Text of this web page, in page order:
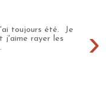
›
toujours été. Je
j'aime rayer les